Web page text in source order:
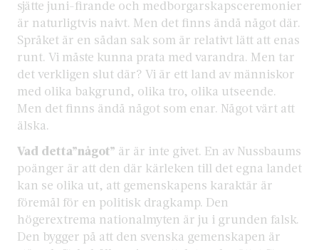
sjätte juni-firande och medborgarskapsceremonier
är naturligtvis naivt. Men det finns ändå något där.
Språket är en sådan sak som är relativt lätt att enas
runt. Vi måste kunna prata med varandra. Men tar
det verkligen slut där? Vi är ett land av människor
med olika bakgrund, olika tro, olika utseende.
Men det finns ändå något som enar. Något värt att
älska.
Vad detta”något” är är inte givet. En av Nussbaums
poänger är att den där kärleken till det egna landet
kan se olika ut, att gemenskapens karaktär är
föremål för en politisk dragkamp. Den
högerextrema nationalmyten är ju i grunden falsk.
Den bygger på att den svenska gemenskapen är